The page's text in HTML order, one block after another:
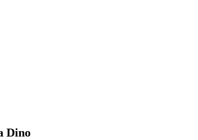
Dino